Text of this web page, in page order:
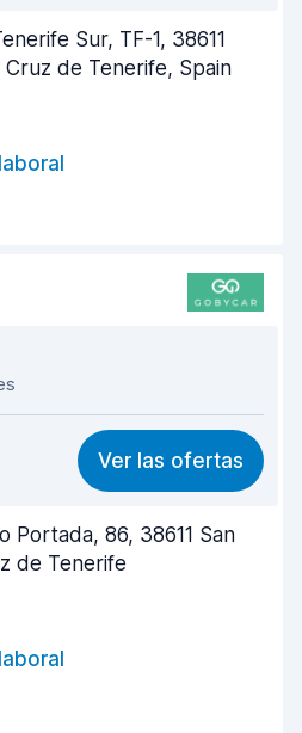
Sur, TF-1, 38611
Cruz de Tenerife, Spain
8,9
8,7
Ver las ofertas
Portada, 86, 38611 San
de Tenerife